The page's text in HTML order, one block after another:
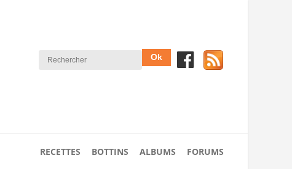
RECETTES BOTTINS ALBUMS FORUMS